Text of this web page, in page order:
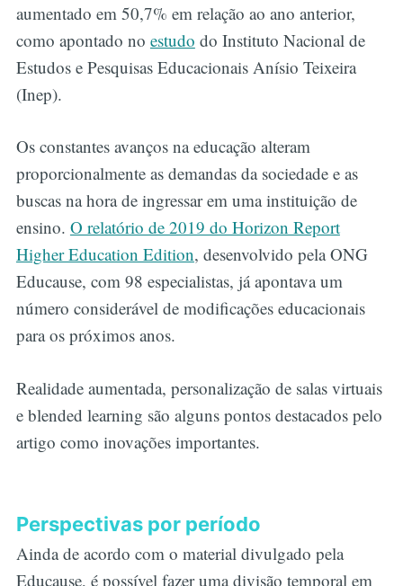
aumentado em 50,7% em relação ao ano anterior,
como apontado no estudo do Instituto Nacional de
Estudos e Pesquisas Educacionais Anísio Teixeira
(Inep).
Os constantes avanços na educação alteram
proporcionalmente as demandas da sociedade e as
buscas na hora de ingressar em uma instituição de
ensino. O relatório de 2019 do Horizon Report
Higher Education Edition, desenvolvido pela ONG
Educause, com 98 especialistas, já apontava um
número considerável de modificações educacionais
para os próximos anos.
Realidade aumentada, personalização de salas virtuais
e blended learning são alguns pontos destacados pelo
artigo como inovações importantes.
Perspectivas por período
Ainda de acordo com o material divulgado pela
Educause, é possível fazer uma divisão temporal em